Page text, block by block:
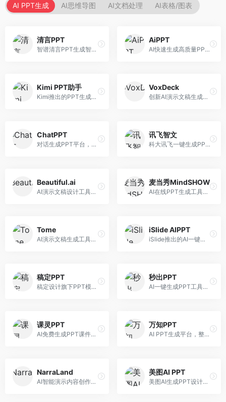
AI PPT生成 AI思维导图 AI文档处理 AI表格/图表
清言PPT
智谱清言PPT生成智能体，基于GLM大模型。面向智谱用户，支持对话生成PPT、内容优化等服务，与智谱生态深度整合。
AiPPT
AI快速生成高质量PPT平台，支持主题定制。面向职场人士和学生，提供一键生成、模板选择、内容优化等服务，PPT制作速度快，设计质量高。
Kimi PPT助手
Kimi推出的PPT生成智能体，整合长文本处理能力。面向职场人士和学生，支持文档解析、PPT生成、内容优化等服务，与Kimi生态深度整合。
VoxDeck
创新AI演示文稿生成工具，支持语音交互创作。面向职场人士，支持语音输入、PPT生成、内容优化等功能，语音创作体验便捷。
ChatPPT
对话生成PPT平台，支持自然语言交互创作。面向职场人士和教育工作者，通过对话方式完成PPT制作，交互体验友好，创作过程直观。
讯飞智文
科大讯飞一键生成PPT和Word工具，整合语音技术。面向职场人士，支持语音输入、文档生成、格式调整等功能，办公效率显著提升。
Beautiful.ai
AI演示文稿设计工具，专注于自动化设计排版。面向职场人士，提供智能排版、模板选择、设计优化等服务，设计美观度高。
麦当秀MindSHOW
AI在线PPT生成工具，支持思维导图转PPT。面向职场人士，提供思维导图导入、PPT生成、模板选择等服务，思维导图转PPT效率高。
Tome
AI演示文稿生成工具，专注于故事化演示创作。面向创业者和营销人员，提供故事叙述、视觉设计、内容生成等服务，演示文稿叙事性强。
iSlide AIPPT
iSlide推出的AI一键设计精美PPT工具。面向PPT设计用户，提供模板库、内容生成、设计优化等服务，与iSlide插件深度整合。
稿定PPT
稿定设计旗下PPT模板资源库，整合AI生成功能。面向设计师和职场人士，提供海量PPT模板、AI内容生成等服务，模板质量高。
秒出PPT
AI一键生成PPT工具，专注于快速演示文稿制作。面向职场人士，支持主题输入、内容生成、模板套用等功能，PPT生成速度快，适合紧急制作场景。
课灵PPT
AI免费生成PPT课件平台，专注于教育场景。面向教师和教育工作者，提供课件生成、教学设计、模板选择等服务，教育适配性强。
万知PPT
AI PPT生成平台，整合知识库与创作功能。面向职场人士，支持内容检索、PPT生成、设计优化等服务，知识整合能力强。
NarraLand
AI智能演示内容创作平台，专注于叙事演示。面向内容创作者，提供故事创作、演示生成、动画设计等服务，演示内容生动有趣。
美图AI PPT
美图AI生成PPT设计工具，整合图像处理能力。面向设计师和职场人士，提供PPT生成、图片美化、设计优化等服务，视觉设计美观。